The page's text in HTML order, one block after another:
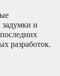
и
разработок.